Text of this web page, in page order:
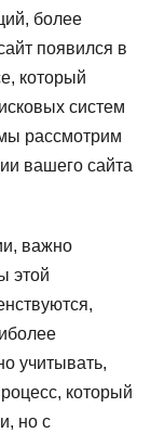
более
появился в
который
систем
рассмотрим
вашего сайта
важно
этой
учитывать,
который
но с